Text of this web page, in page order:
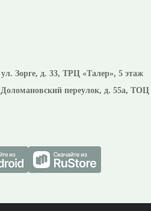
ул. Зорге, д. 33, ТРЦ «Талер», 5 этаж
Доломановский переулок, д. 55а,